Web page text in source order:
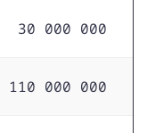
30 000 000
110 000 000